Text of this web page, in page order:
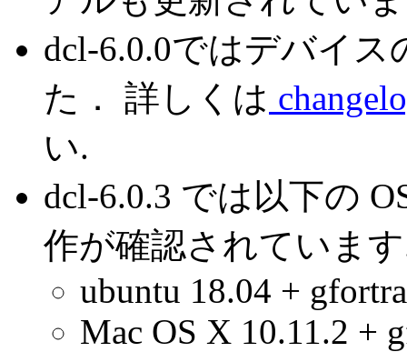
dcl-6.0.0ではデバイ
た． 詳しくは
い.
dcl-6.0.3 では以下の
作が確認されていま
ubuntu 18.04 +
Mac OS X 10.11.2 +